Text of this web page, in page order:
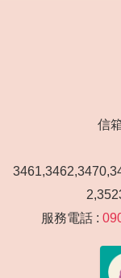
信
服務電話 :